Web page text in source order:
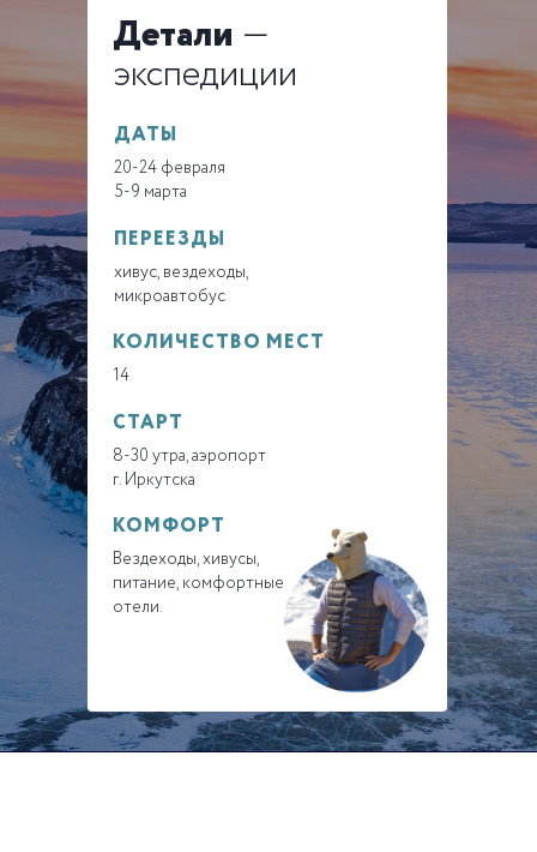
Детали —
экспедиции
20-24 февраля
5-9 марта
ДАТЫ
хивус, вездеходы,
микроавтобус
ПЕРЕЕЗДЫ
14
КОЛИЧЕСТВО МЕСТ
8-30 утра, аэропорт
г. Иркутска
СТАРТ
Вездеходы, хивусы,
питание, комфортные
отели.
КОМФОРТ